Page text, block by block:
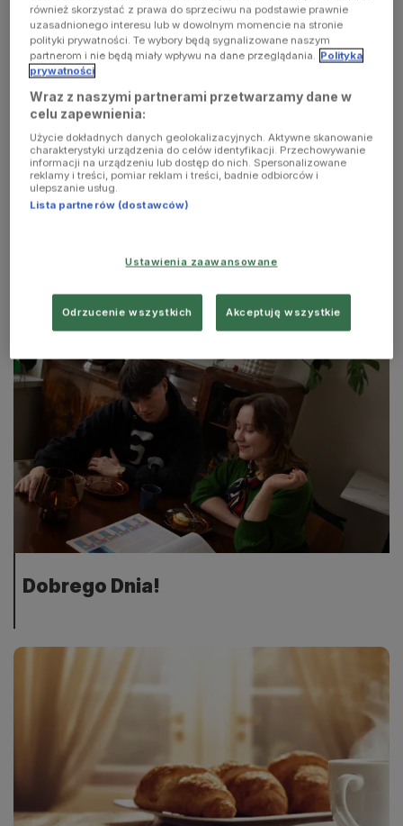
AUDYCJE
Dobrego Dnia!
również skorzystać z prawa do sprzeciwu na podstawie prawnie
uzasadnionego interesu lub w dowolnym momencie na stronie
polityki prywatności. Te wybory będą sygnalizowane naszym
partnerom i nie będą miały wpływu na dane przeglądania. Polityka
prywatności
Wraz z naszymi partnerami przetwarzamy dane w
celu zapewnienia:
Użycie dokładnych danych geolokalizacyjnych. Aktywne skanowanie
charakterystyki urządzenia do celów identyfikacji. Przechowywanie
informacji na urządzeniu lub dostęp do nich. Spersonalizowane
reklamy i treści, pomiar reklam i treści, badnie odbiorców i
ulepszanie usług.
Lista partnerów (dostawców)
Ustawienia zaawansowane
Odrzucenie wszystkich Akceptuję wszystkie